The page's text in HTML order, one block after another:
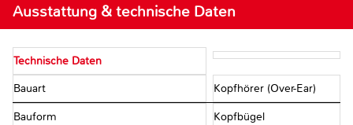
Ausstattung & technische Daten
Technische Daten
Bauart Kopfhörer (Over-Ear)
Bauform Kopfbügel